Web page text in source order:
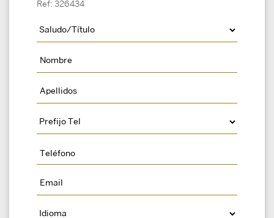
Ref: 326434